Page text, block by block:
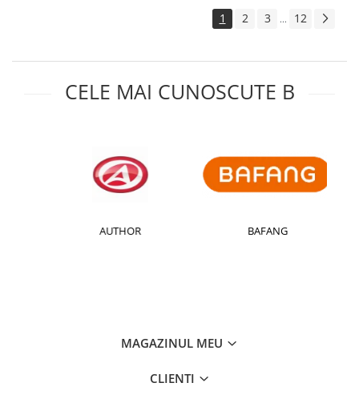
1 2 3 ... 12
CELE MAI CUNOSCUTE B
AUTHOR BAFANG
MAGAZINUL MEU
CLIENTI